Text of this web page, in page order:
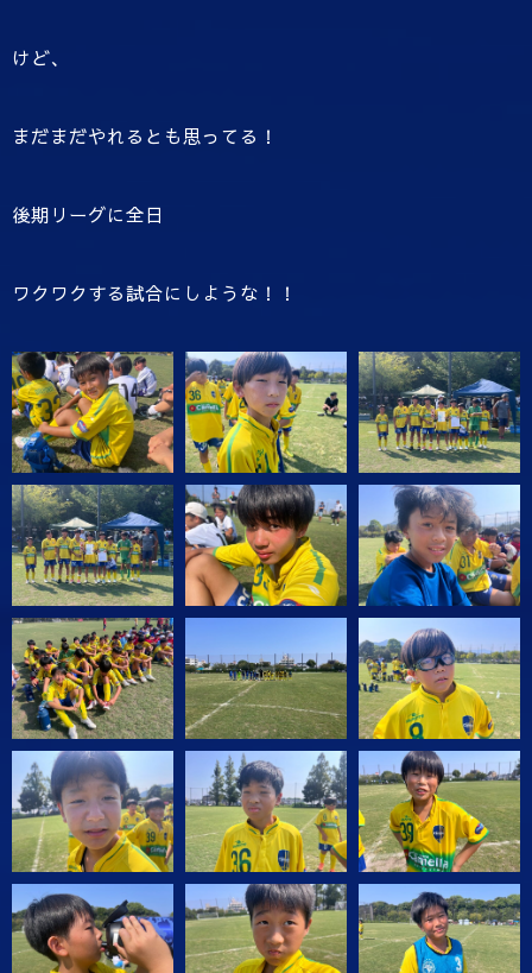
けど、
まだまだやれるとも思ってる！
後期リーグに全日
ワクワクする試合にしような！！